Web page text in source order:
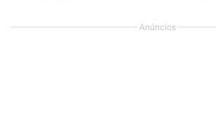
Anúncios